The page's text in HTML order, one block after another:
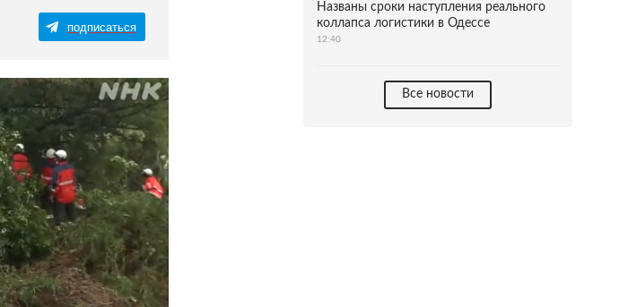
подписаться
Названы сроки наступления реального
коллапса логистики в Одессе
12:40
Все новости